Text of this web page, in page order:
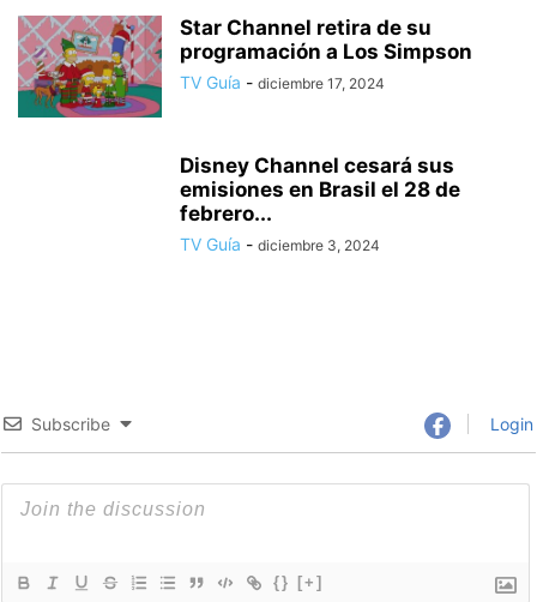
Star Channel retira de su
programación a Los Simpson
TV Guía - diciembre 17, 2024
Disney Channel cesará sus
emisiones en Brasil el 28 de
febrero...
TV Guía - diciembre 3, 2024
Subscribe Login
{} [+]